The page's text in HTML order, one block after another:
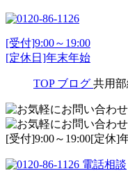
[受付]9:00～19:00
[定休日]年末年始
TOP ブログ 共用
[受付]9:00～19:00[定休]
電話相談